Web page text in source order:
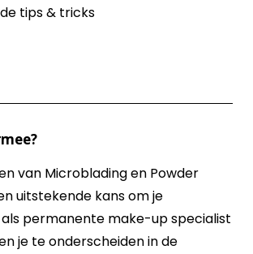
tips & tricks
van Microblading en Powder
uitstekende kans om je
permanente make-up specialist
je te onderscheiden in de